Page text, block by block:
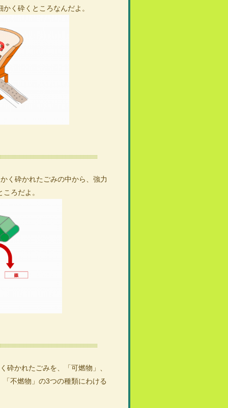
く砕くところなんだよ。
砕かれたごみの中から、強力
ろだよ。
砕かれたごみを、「可燃物」、
不燃物」の3つの種類にわける